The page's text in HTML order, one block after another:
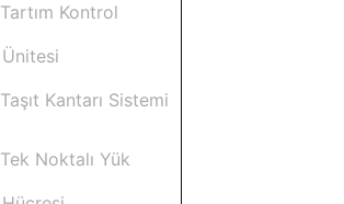
Tartım Kontrol
Ünitesi
Taşıt Kantarı Sistemi
Tek Noktalı Yük